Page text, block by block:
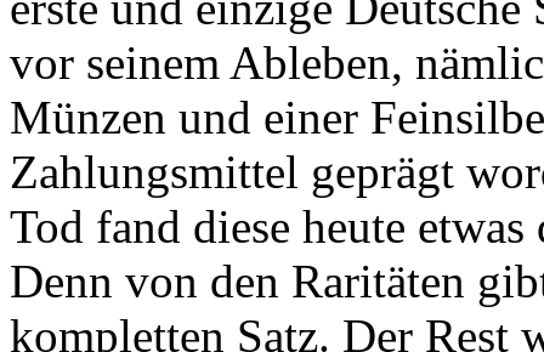
vor seinem Ableben,
Münzen und einer
Zahlungsmittel geprägt
Tod fand diese heute
Denn von den Raritäten
kompletten Satz. Der Rest